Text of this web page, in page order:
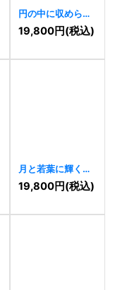
円の中に収められ
た「HR」の洗練さ
れたロゴ 11479]
19,800円(税込)
月と若葉に輝く
「A」のナチュラ
ルロゴ [ 11478]
19,800円(税込)